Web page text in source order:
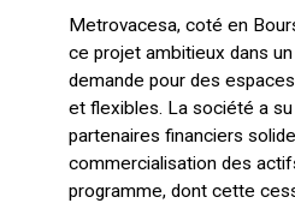
Metrovacesa, coté en
ce projet ambitieux dans
demande pour des
et flexibles. La société a
partenaires financiers
commercialisation des
programme, dont cette